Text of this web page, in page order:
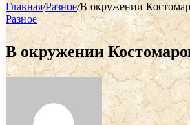
Главная/Разное/В окружении
Разное
В окружении